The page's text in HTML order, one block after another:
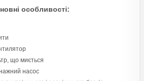
особливості:
що миється
насос